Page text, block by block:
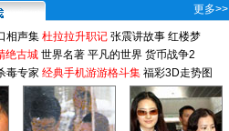
更多>>
相声集 杜拉拉升职记 张震讲故事 红楼梦
绝古城 世界名著 平凡的世界 货币战争2
毒专家 经典手机游游格斗集 福彩3D走势图